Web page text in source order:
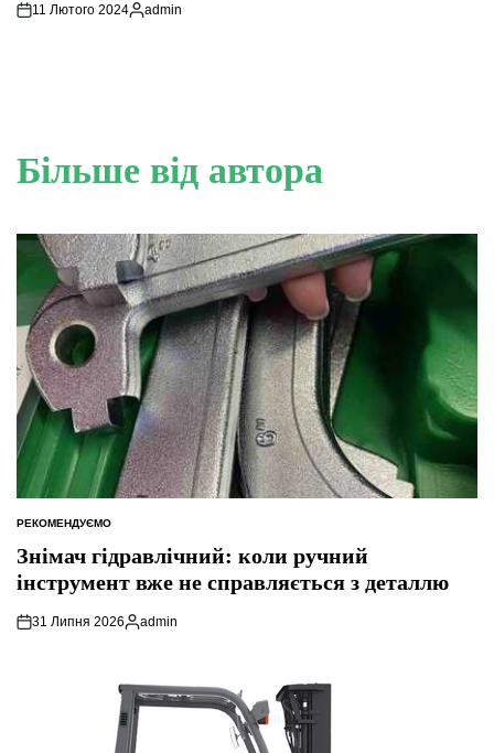
11 Лютого 2024
Опубліковано
admin
Більше від автора
ОПУБЛІКУВАТИ
РЕКОМЕНДУЄМО
Знімач гідравлічний: коли ручний
інструмент вже не справляється з деталлю
31 Липня 2026
Опубліковано
admin